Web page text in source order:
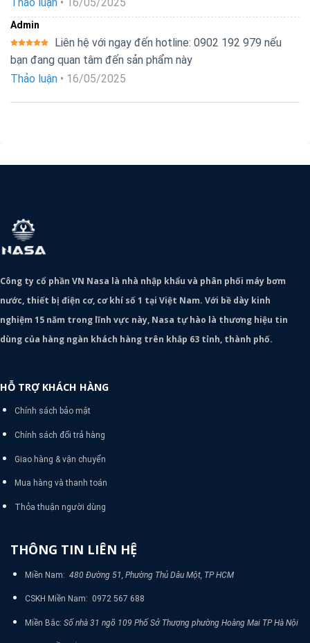
hạng5
Admin
Được xếp
hạng 5 5
Liên hệ với ngay đến hotline: 0902 192 979 nếu
bạn đang quan tâm đến sản phẩm này
Thảo luận • 16/05/2025
Công ty cổ phần VN Nasa là nhà nhập khẩu và phân phối máy bơm
nước, thiết bị điện cơ, cơ khí số 1 tại Việt Nam. Với bề dày kinh
nghiệm 15 năm trong lĩnh vực này, Nasa tự hào là thương hiệu tin
dùng của hàng ngàn khách hàng trên khắp 63 tỉnh, thành phố.
HỖ TRỢ KHÁCH HÀNG
Chính sách bảo mật
Chính sách đổi trả hàng
Giao hàng & vận chuyển
Mua hàng và thanh toán
Thỏa thuận người dùng
THÔNG TIN LIÊN HỆ
Miền Nam: 480 Đường 51, Phường Thủ Dâu Một, TP HCM
CSKH Miền Nam: 0972 567 688
Miền Bắc: Số nhà 31 ngõ 109 Phố Sở Thượng phường Hoàng Mai TP Hà Nội